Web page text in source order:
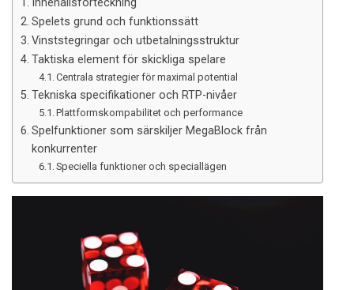
Innehållsförteckning
Spelets grund och funktionssätt
Vinststegringar och utbetalningsstruktur
Taktiska element för skickliga spelare
Centrala strategier för maximal potential
Tekniska specifikationer och RTP-nivåer
Plattformskompabilitet och performance
Spelfunktioner som särskiljer MegaBlock från
konkurrenter
Speciella funktioner och speciallägen